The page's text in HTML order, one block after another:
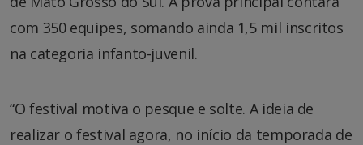
com 350 equipes, somando ainda 1,5 mil inscritos
na categoria infanto-juvenil.
“O festival motiva o pesque e solte. A ideia de
realizar o festival agora, no início da temporada de